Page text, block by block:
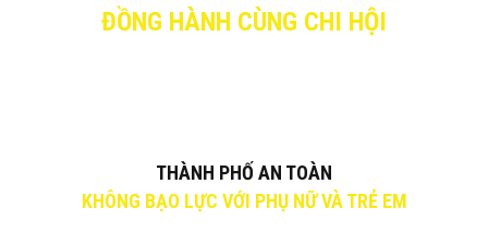
ĐỒNG HÀNH CÙNG CHI HỘI
THÀNH PHỐ AN TOÀN
KHÔNG BẠO LỰC VỚI PHỤ NỮ VÀ TRẺ EM